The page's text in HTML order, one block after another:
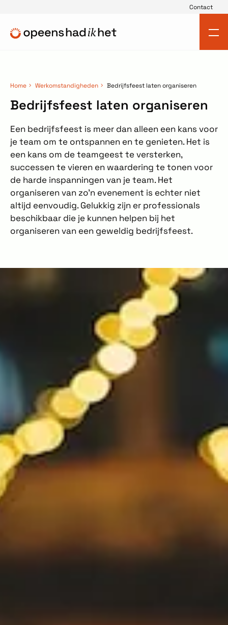
Contact
Home Werkomstandigheden Bedrijfsfeest laten organiseren
Bedrijfsfeest laten organiseren
Een bedrijfsfeest is meer dan alleen een kans voor
je team om te ontspannen en te genieten. Het is
een kans om de teamgeest te versterken,
successen te vieren en waardering te tonen voor
de harde inspanningen van je team. Het
organiseren van zo'n evenement is echter niet
altijd eenvoudig. Gelukkig zijn er professionals
beschikbaar die je kunnen helpen bij het
organiseren van een geweldig bedrijfsfeest.